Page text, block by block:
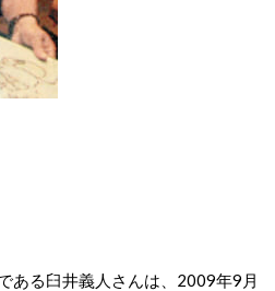
ある臼井義人さんは、2009年9月